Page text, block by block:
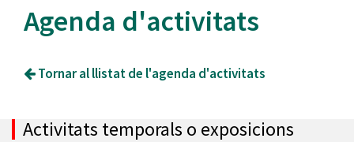
Agenda d'activitats
Tornar al llistat de l'agenda d'activitats
Activitats temporals o exposicions